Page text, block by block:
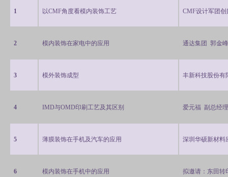
1 以CMF角度看模内装饰工艺 CMF设计军团创
2 模内装饰在家电中的应用 通达集团 郭金
3 模外装饰成型 丰新科技股份有
4 IMD与OMD印刷工艺及其区别 爱元福 副总经理
5 薄膜装饰在手机及汽车的应用 深圳华硕新材料
6 模内装饰在手机中的应用 拟邀请：东田转